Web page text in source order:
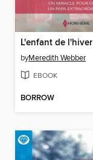
L'enfant de l'hiver
byMeredith Webber
EBOOK
BORROW